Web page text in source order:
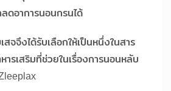
ดอาการนอนกรนได้
จจึงได้รับเลือกให้เป็นหนึ่งในสาร
ารเสริมที่ช่วยในเรื่องการนอนหลับ